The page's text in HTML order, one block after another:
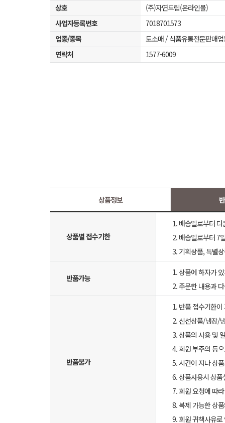
상호
(주)자연드림(온라인몰)
사업자등록번호
7018701573
업종/종목
도소매 / 식품유통전문판매
연락처
1577-6009
상품정보
상품별 접수기한
1. 배송일로부터
2. 배송일로부터 7
3. 기획상품, 특별
반품가능
1. 상품에 하자가
2. 주문한 내용과
반품불가
1. 반품 접수기한이
2. 신선상품/냉장/
3. 상품의 사용 및
4. 회원 부주의 등
5. 시간이 지나 상
6. 상품사용시 상
7. 회원 요청에 따
8. 복제 가능한 상
9. 회원 귀책사유